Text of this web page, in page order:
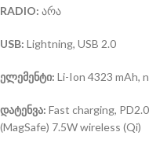
RADIO: არა
USB: Lightning, USB 2.0
ელემენტი: Li-Ion 4323 mAh,
დატენვა: Fast charging,
(MagSafe) 7.5W wireless (Qi)